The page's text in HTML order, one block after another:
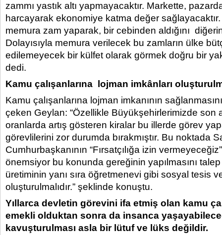
zammı yastık altı yapmayacaktır. Markette,
harcayarak ekonomiye katma değer
memura zam yaparak, bir cebinden aldığını
Dolayısıyla memura verilecek bu zamların ülke
edilemeyecek bir külfet olarak görmek doğru bir
dedi.
Kamu çalışanlarına lojman imkânları
Kamu çalışanlarına lojman imkanının
çeken Geylan: “Özellikle Büyükşehirlerimizde son
oranlarda artış gösteren kiralar bu illerde görev
görevlilerini zor durumda bırakmıştır. Bu noktada
Cumhurbaşkanının “Fırsatçılığa izin
önemsiyor bu konunda gereğinin yapılmasını
üretiminin yanı sıra öğretmenevi gibi sosyal tesis
oluşturulmalıdır.” şeklinde konuştu.
Yıllarca devletin görevini ifa etmiş olan kamu
emekli olduktan sonra da insanca
kavuşturulması asla bir lütuf ve lüks değildir.